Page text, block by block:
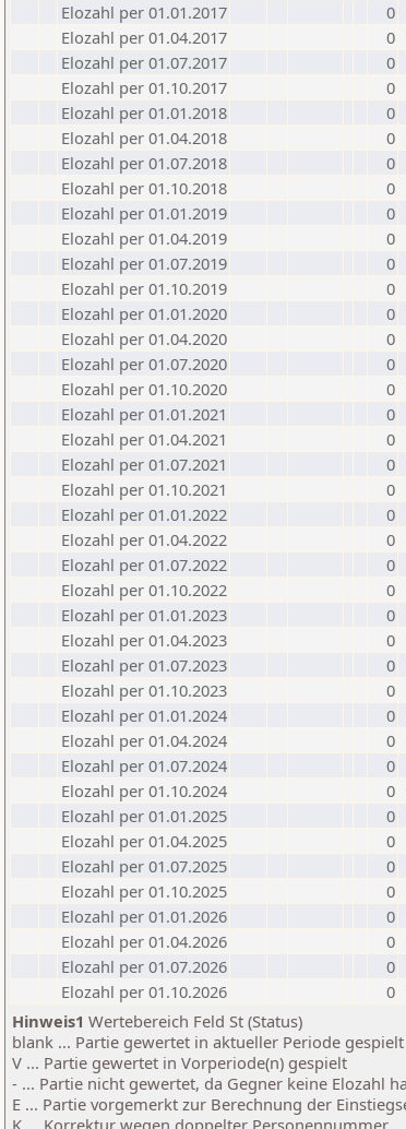
Elozahl per 01.01.2017
0
Elozahl per 01.04.2017
0
Elozahl per 01.07.2017
0
Elozahl per 01.10.2017
0
Elozahl per 01.01.2018
0
Elozahl per 01.04.2018
0
Elozahl per 01.07.2018
0
Elozahl per 01.10.2018
0
Elozahl per 01.01.2019
0
Elozahl per 01.04.2019
0
Elozahl per 01.07.2019
0
Elozahl per 01.10.2019
0
Elozahl per 01.01.2020
0
Elozahl per 01.04.2020
0
Elozahl per 01.07.2020
0
Elozahl per 01.10.2020
0
Elozahl per 01.01.2021
0
Elozahl per 01.04.2021
0
Elozahl per 01.07.2021
0
Elozahl per 01.10.2021
0
Elozahl per 01.01.2022
0
Elozahl per 01.04.2022
0
Elozahl per 01.07.2022
0
Elozahl per 01.10.2022
0
Elozahl per 01.01.2023
0
Elozahl per 01.04.2023
0
Elozahl per 01.07.2023
0
Elozahl per 01.10.2023
0
Elozahl per 01.01.2024
0
Elozahl per 01.04.2024
0
Elozahl per 01.07.2024
0
Elozahl per 01.10.2024
0
Elozahl per 01.01.2025
0
Elozahl per 01.04.2025
0
Elozahl per 01.07.2025
0
Elozahl per 01.10.2025
0
Elozahl per 01.01.2026
0
Elozahl per 01.04.2026
0
Elozahl per 01.07.2026
0
Elozahl per 01.10.2026
0
Hinweis1 Wertebereich Feld St (Status)
blank ... Partie gewertet in aktueller Periode gespielt
V ... Partie gewertet in Vorperiode(n) gespielt
- ... Partie nicht gewertet, da Gegner keine Elozahl
E ... Partie vorgemerkt zur Berechnung der
K ... Korrektur wegen doppelter Personennummer.